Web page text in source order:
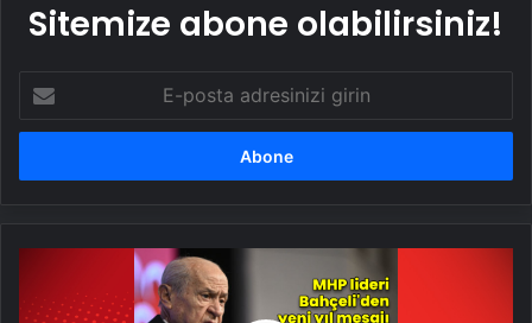
Sitemize abone olabilirsiniz!
posta
adresinizi
için